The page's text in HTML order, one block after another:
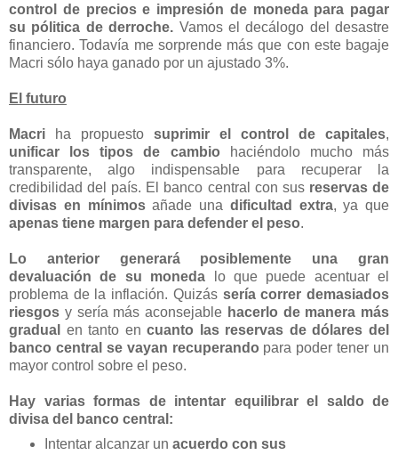
control de precios e impresión de moneda para pagar
su pólitica de derroche. Vamos el decálogo del desastre
financiero. Todavía me sorprende más que con este bagaje
Macri sólo haya ganado por un ajustado 3%.
El futuro
Macri ha propuesto suprimir el control de capitales,
unificar los tipos de cambio haciéndolo mucho más
transparente, algo indispensable para recuperar la
credibilidad del país. El banco central con sus reservas de
divisas en mínimosañade una dificultad extra, ya que
apenas tiene margen para defender el peso.
Lo anterior
generará posiblemente una gran
devaluación de su moneda lo que puede acentuar el
problema de la inflación. Quizás sería correr demasiados
riesgos y sería más aconsejable hacerlo de manera más
gradual
en tanto encuanto las reservas de dólares del
banco central se vayan recuperando para poder tener un
mayor control sobre el peso.
Hay varias formas de intentar equilibrar el saldo de
divisa del banco central:
Intentar alcanzar un acuerdo con sus